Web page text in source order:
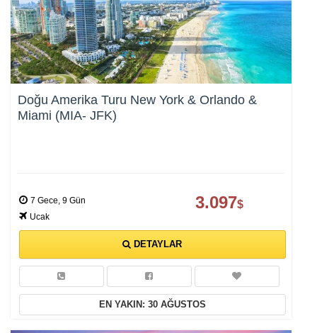
Doğu Amerika Turu New York & Orlando &
Miami (MIA- JFK)
7 Gece, 9 Gün
Ucak
3.097$
DETAYLAR
EN YAKIN: 30 AĞUSTOS